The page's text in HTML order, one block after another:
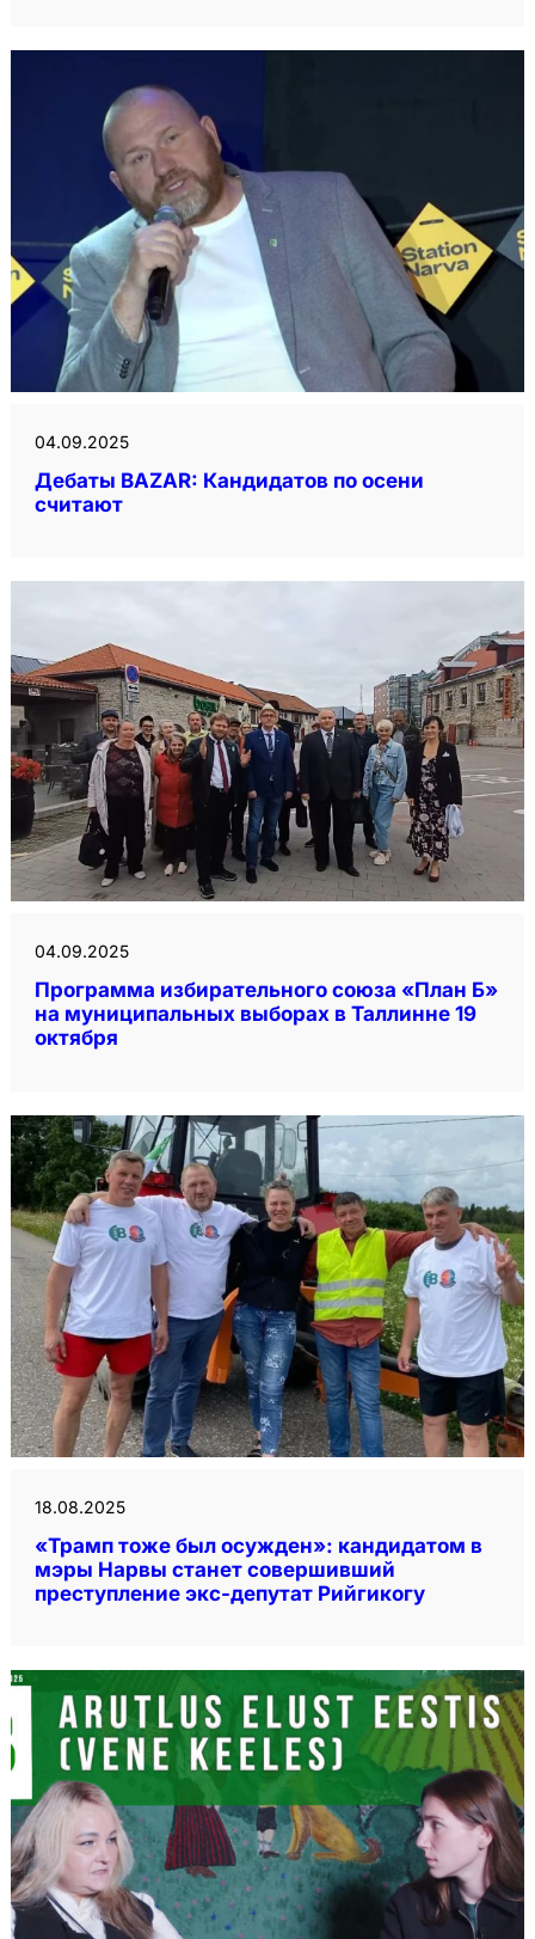
04.09.2025
Дебаты BAZAR: Кандидатов по осени
считают
04.09.2025
Программа избирательного союза «План Б»
на муниципальных выборах в Таллинне 19
октября
18.08.2025
«Трамп тоже был осужден»: кандидатом в
мэры Нарвы станет совершивший
преступление экс-депутат Рийгикогу